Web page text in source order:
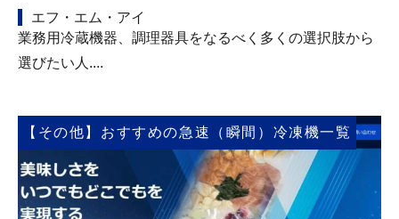
エフ・エム・アイ
業務用冷蔵機器、調理器具をなるべく多くの選択肢から
選びたい人....
【その他】おすすめの急速（瞬間）冷凍機一覧